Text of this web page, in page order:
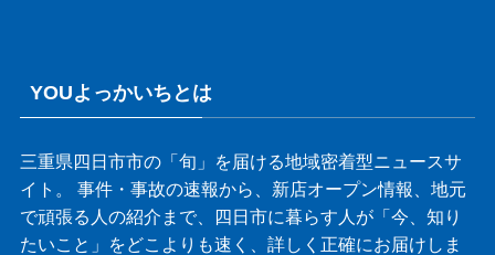
YOUよっかいちとは
三重県四日市市の「旬」を届ける地域密着型ニュースサ
イト。 事件・事故の速報から、新店オープン情報、地元
で頑張る人の紹介まで、四日市に暮らす人が「今、知り
たいこと」をどこよりも速く、詳しく正確にお届けしま